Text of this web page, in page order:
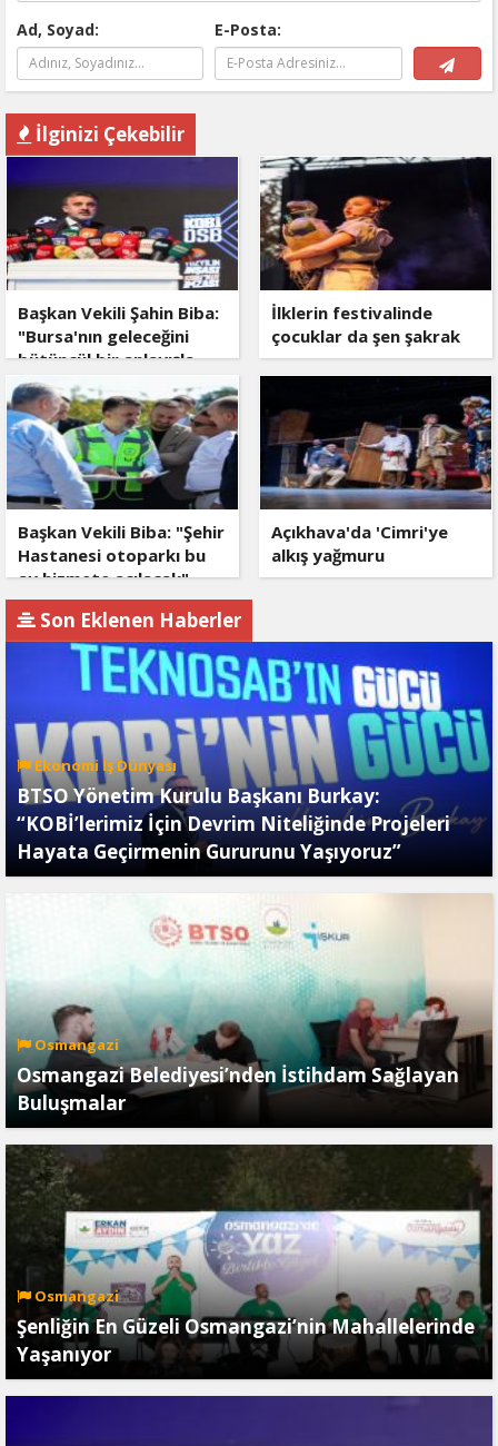
Ad, Soyad: E-Posta:
İlginizi Çekebilir
Başkan Vekili Şahin Biba:
"Bursa'nın geleceğini
bütüncül bir anlayışla
planlıyoruz"
İlklerin festivalinde
çocuklar da şen şakrak
Başkan Vekili Biba: "Şehir
Hastanesi otoparkı bu
ay hizmete açılacak"
Açıkhava'da 'Cimri'ye
alkış yağmuru
Son Eklenen Haberler
Ekonomi İş Dünyası
BTSO Yönetim Kurulu Başkanı Burkay:
“KOBİ’lerimiz İçin Devrim Niteliğinde Projeleri
Hayata Geçirmenin Gururunu Yaşıyoruz”
Osmangazi
Osmangazi Belediyesi’nden İstihdam Sağlayan
Buluşmalar
Osmangazi
Şenliğin En Güzeli Osmangazi’nin Mahallelerinde
Yaşanıyor